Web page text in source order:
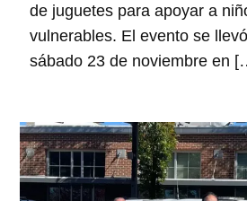
de juguetes para apoyar a
vulnerables. El evento se
sábado 23 de noviembre en